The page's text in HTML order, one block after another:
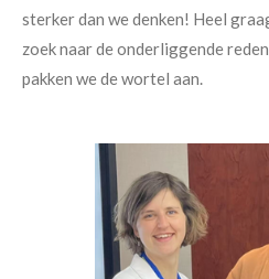
sterker dan we denken! Heel
zoek naar de onderliggende
pakken we de wortel aan.